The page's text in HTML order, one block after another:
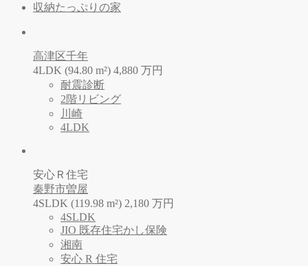
収納たっぷりの家
高津区千年
4LDK (94.80 m²) 4,880 万円
耐震診断
2階リビング
川崎
4LDK
安心Ｒ住宅
秦野市曽屋
4SLDK (119.98 m²) 2,180 万円
4SLDK
JIO 既存住宅かし保険
湘南
安心 R 住宅